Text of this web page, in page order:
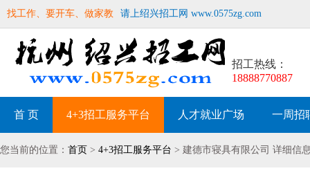
找工作、要开车、做家教 请上绍兴招工网 www.0575zg.com
招工热线：
18888770887
首 页 4+3招工服务平台 人才就业广场 一周招
您当前的位置： 首页 > 4+3招工服务平台 > 建德市寝具有限公司 详细信